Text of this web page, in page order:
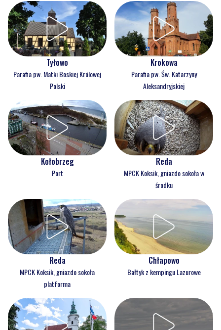
Tyłowo
Parafia pw. Matki Boskiej Królowej
Polski
Krokowa
Parafia pw. Św. Katarzyny
Aleksandryjskiej
Kołobrzeg
Port
Reda
MPCK Koksik, gniazdo sokoła w
środku
Reda
MPCK Koksik, gniazdo sokoła
platforma
Chłapowo
Bałtyk z kempingu Lazurowe